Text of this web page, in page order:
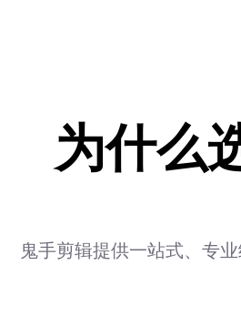
为什么
鬼手剪辑提供一站式、专